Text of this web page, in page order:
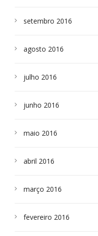
setembro 2016
agosto 2016
julho 2016
junho 2016
maio 2016
abril 2016
março 2016
fevereiro 2016